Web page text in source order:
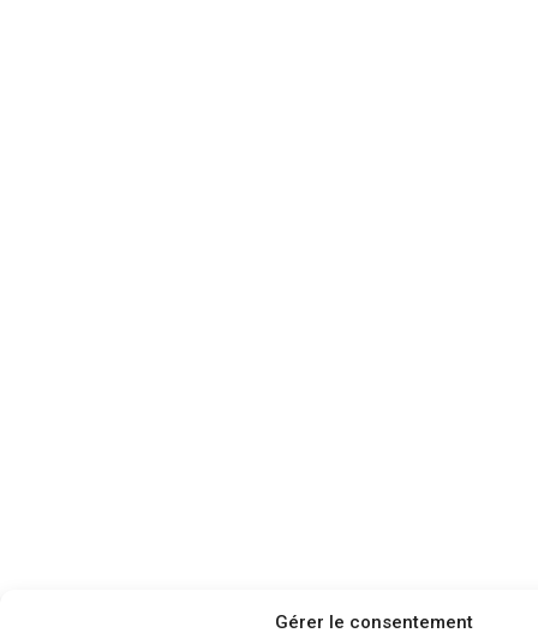
Gérer le consentement